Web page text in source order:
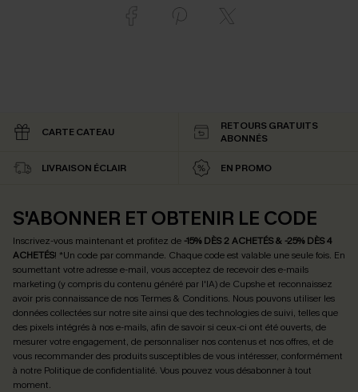
CARTE CATEAU
RETOURS GRATUITS
ABONNÉS
LIVRAISON ÉCLAIR EN PROMO
S'ABONNER ET OBTENIR LE CODE
Inscrivez-vous maintenant et profitez de -15% DÈS 2 ACHETÉS & -25% DÈS 4
ACHETÉS! *Un code par commande. Chaque code est valable une seule fois. En
soumettant votre adresse e-mail, vous acceptez de recevoir des e-mails
marketing (y compris du contenu généré par l'IA) de Cupshe et reconnaissez
avoir pris connaissance de nosTermes & Conditions. Nous pouvons utiliser les
données collectées sur notre site ainsi que des technologies de suivi, telles que
des pixels intégrés à nos e-mails, afin de savoir si ceux-ci ont été ouverts, de
mesurer votre engagement, de personnaliser nos contenus et nos offres, et de
vous recommander des produits susceptibles de vous intéresser, conformément
à notre Politique de confidentialité. Vous pouvez vous désabonner à tout
moment.